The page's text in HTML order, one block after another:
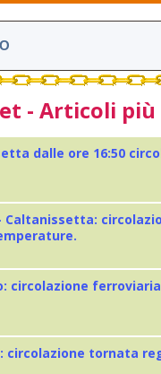
- Articoli
dalle ore 16:50
Caltanissetta:
circolazione
circolazione tornata